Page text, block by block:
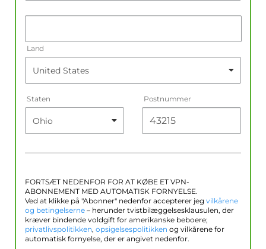
Land
Staten Postnummer
FORTSÆT NEDENFOR FOR AT KØBE ET VPN-
ABONNEMENT MED AUTOMATISK FORNYELSE.
Ved at klikke på "Abonner" nedenfor accepterer jeg vilkårene
og betingelserne – herunder tvistbilæggelsesklausulen, der
kræver bindende voldgift for amerikanske beboere;
privatlivspolitikken, opsigelsespolitikken og vilkårene for
automatisk fornyelse, der er angivet nedenfor.